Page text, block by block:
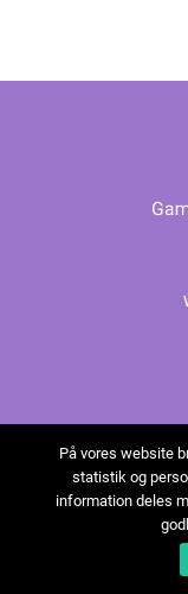
På vores website
statistik og
information deles